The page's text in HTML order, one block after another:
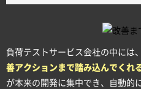
負荷テストサービス会社の中には、
善アクションまで踏み込んでくれ
が本来の開発に集中でき、自動的